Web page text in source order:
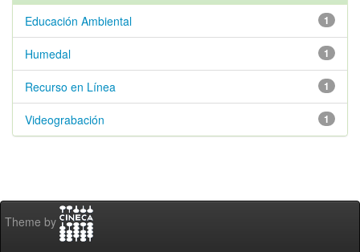
1
Educación Ambiental
1
Humedal
1
Recurso en Línea
1
Videograbación
Theme by